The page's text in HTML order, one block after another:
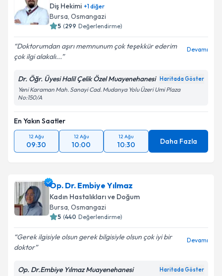
Diş Hekimi +1diğer
Bursa, Osmangazi
5 (299 Değerlendirme)
Doktorumdan aşırı memnunum çok teşekkür ederim
çok ilgi alakalı...
Devamı
Dr. Öğr. Üyesi Halil Çelik Özel Muayenehanesi Haritada Göster
Yeni Karaman Mah. Sanayi Cad. Mudanya Yolu Üzeri Umi Plaza
No:150/A
En Yakın Saatler
12 Ağu
09:30
12 Ağu
10:00
12 Ağu
10:30 Daha Fazla
Op. Dr. Embiye Yılmaz
Kadın Hastalıkları ve Doğum
Bursa, Osmangazi
5 (440 Değerlendirme)
Gerek ilgisiyle olsun gerek bilgisiyle olsun çok iyi bir
doktor
Devamı
Op. Dr.Embiye Yılmaz Muayenehanesi Haritada Göster